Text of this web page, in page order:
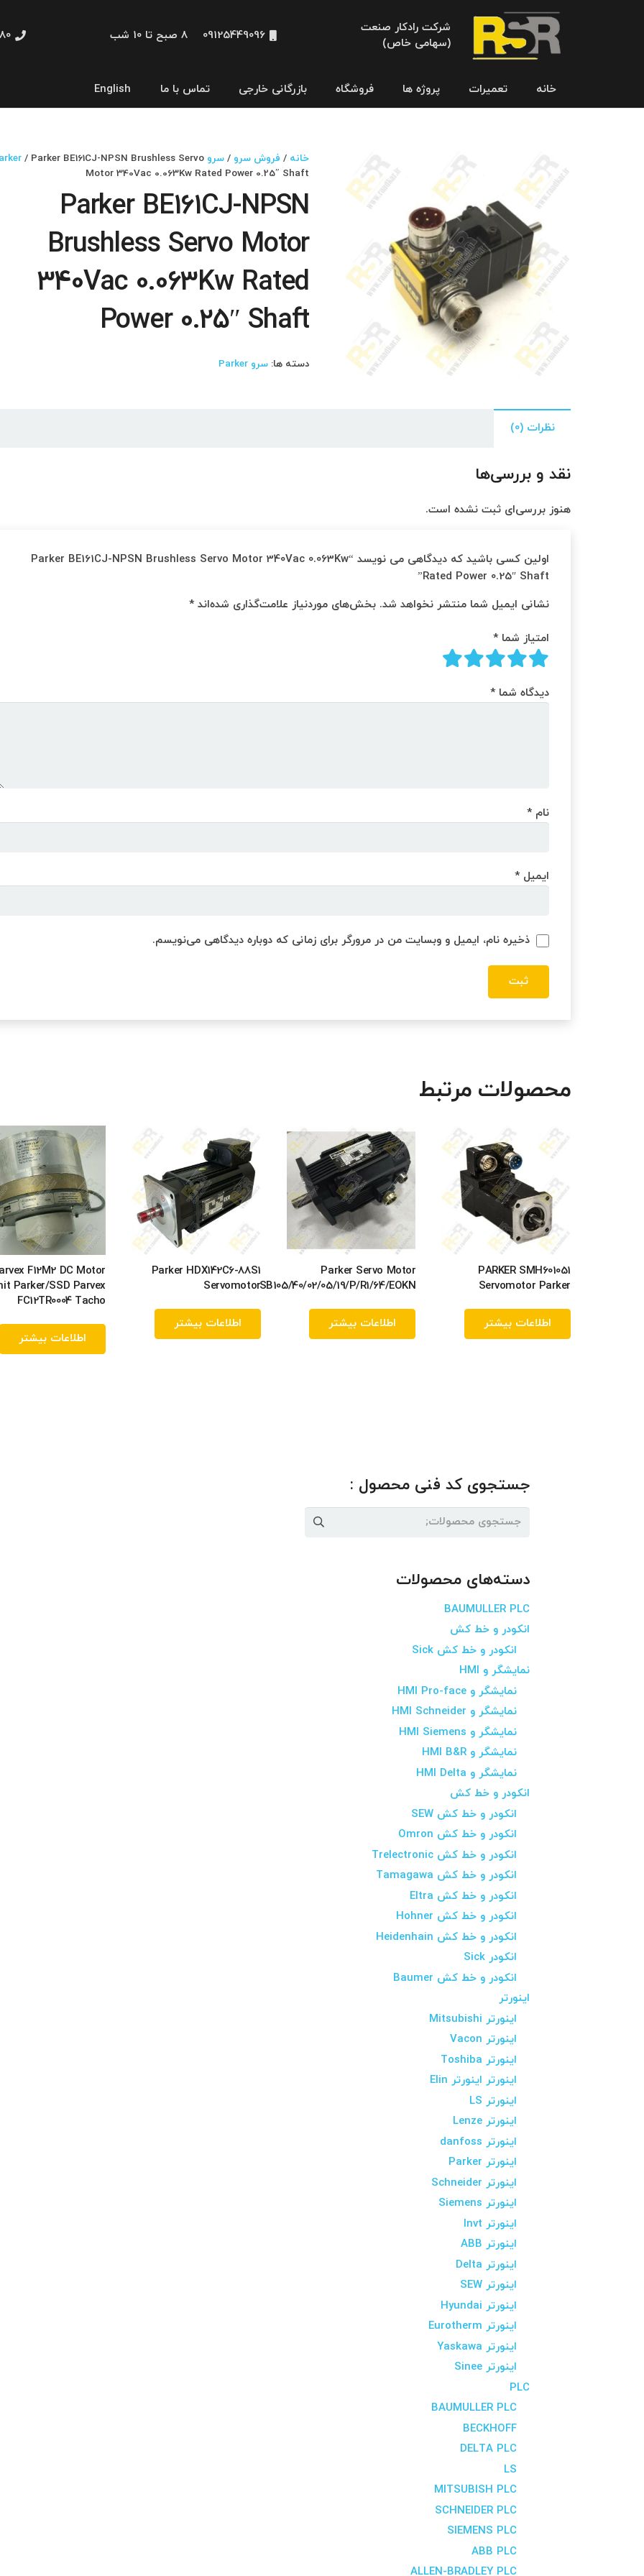
شرکت رادکار صنعت
(سهامی خاص)
09125449096 8 صبح تا 10 شب
خانه تعمیرات پروژه ها فروشگاه بازرگانی خارجی تماس با ما English
خانه / فروش سرو / سرو Parker / Parker BE161CJ-NPSN Brushless Servo
Motor 340Vac 0.063Kw Rated Power 0.25″ Shaft
Parker BE161CJ-NPSN
Brushless Servo Motor
340Vac 0.063Kw Rated
Power 0.25″ Shaft
دسته ها: سرو Parker
نظرات (0)
نقد و بررسی‌ها
هنوز بررسی‌ای ثبت نشده است.
اولین کسی باشید که دیدگاهی می نویسد “Parker BE161CJ-NPSN Brushless Servo Motor 340Vac 0.063Kw
Rated Power 0.25″ Shaft”
نشانی ایمیل شما منتشر نخواهد شد. بخش‌های موردنیاز علامت‌گذاری شده‌اند *
امتیاز شما *
دیدگاه شما *
نام *
ایمیل *
ذخیره نام، ایمیل و وبسایت من در مرورگر برای زمانی که دوباره دیدگاهی می‌نویسم.
محصولات مرتبط
PARKER SMH601051
Servomotor Parker
اطلاعات بیشتر
Parker Servo Motor
SB105/40/02/05/19/P/R1/64/EOKN
اطلاعات بیشتر
Parker HDX142C6-88S1
Servomotor
اطلاعات بیشتر
F12M2 DC Motor
Parker/SSD Parvex
FC12TR0004 Tacho
اطلاعات بیشتر
جستجوی کد فنی محصول :
جستجو
برای:
دسته‌های محصولات
BAUMULLER PLC
انکودر و خط کش
انکودر و خط کش Sick
نمایشگر و HMI
نمایشگر و HMI Pro-face
نمایشگر و HMI Schneider
نمایشگر و HMI Siemens
نمایشگر و HMI B&R
نمایشگر و HMI Delta
انکودر و خط کش
انکودر و خط کش SEW
انکودر و خط کش Omron
انکودر و خط کش Trelectronic
انکودر و خط کش Tamagawa
انکودر و خط کش Eltra
انکودر و خط کش Hohner
انکودر و خط کش Heidenhain
انکودر Sick
انکودر و خط کش Baumer
اینورتر
اینورتر Mitsubishi
اینورتر Vacon
اینورتر Toshiba
اینورتر اینورتر Elin
اینورتر LS
اینورتر Lenze
اینورتر danfoss
اینورتر Parker
اینورتر Schneider
اینورتر Siemens
اینورتر Invt
اینورتر ABB
اینورتر Delta
اینورتر SEW
اینورتر Hyundai
اینورتر Eurotherm
اینورتر Yaskawa
اینورتر Sinee
PLC
BAUMULLER PLC
BECKHOFF
DELTA PLC
LS
MITSUBISH PLC
SCHNEIDER PLC
SIEMENS PLC
ABB PLC
ALLEN-BRADLEY PLC